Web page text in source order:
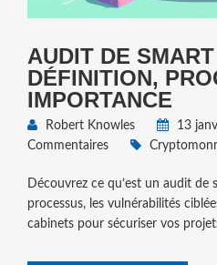
AUDIT DE
DÉFINITION,
IMPORTANCE
Robert Knowles 13
Commentaires
Découvrez ce qu’est un audit de
processus, les vulnérabilités
cabinets pour sécuriser vos